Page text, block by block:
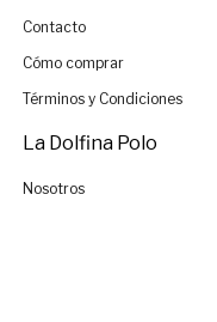
Contacto
Cómo comprar
Términos y Condiciones
La Dolfina Polo
Nosotros